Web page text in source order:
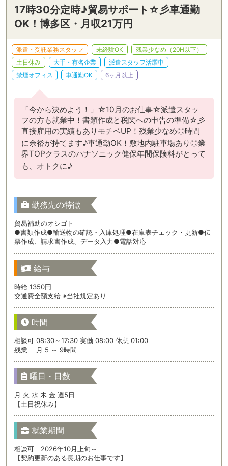
17時30分定時♪貿易サポート☆彡車通勤
OK！博多区・月収21万円
派遣・受託業務スタッフ 未経験OK
残業少なめ（20H以下）
土日休み
大手・有名企業
派遣スタッフ活躍中
禁煙オフィス
車通勤OK 6ヶ月以上
「今から決めよう！」☆10月のお仕事☆派遣スタッ
フの方も就業中！書類作成と税関への申告の準備☆彡
直接雇用の実績もありモチベUP！残業少なめ◎時間
に余裕が持てます♪車通勤OK！敷地内駐車場あり◎業
界TOPクラスのパナソニック健保年間保険料がとって
も、オトクに♪
勤務先の特徴
貿易補助のオシゴト
●書類作成●輸送物の確認・入庫処理●在庫表チェック・更新●伝
票作成、請求書作成、データ入力●電話対応
給与
時給 1350円
交通費全額支給 ※当社規定あり
時間
相談可 08:30～17:30 実働 08:00 休憩 01:00
残業 月 5 ～ 9時間
曜日・日数
月 火 水 木 金 週5日
【土日祝休み】
就業期間
相談可 2026年10月上旬～
【契約更新のある長期のお仕事です】